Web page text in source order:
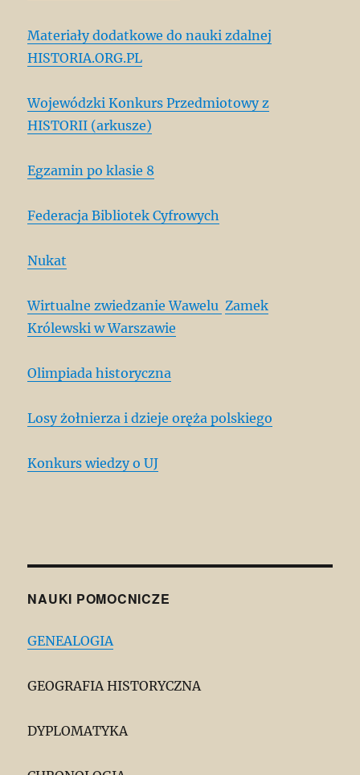
Materiały dodatkowe do nauki zdalnej
HISTORIA.ORG.PL
Wojewódzki Konkurs Przedmiotowy z
HISTORII (arkusze)
Egzamin po klasie 8
Federacja Bibliotek Cyfrowych
Nukat
Wirtualne zwiedzanie Wawelu Zamek
Królewski w Warszawie
Olimpiada historyczna
Losy żołnierza i dzieje oręża polskiego
Konkurs wiedzy o UJ
NAUKI POMOCNICZE
GENEALOGIA
GEOGRAFIA HISTORYCZNA
DYPLOMATYKA